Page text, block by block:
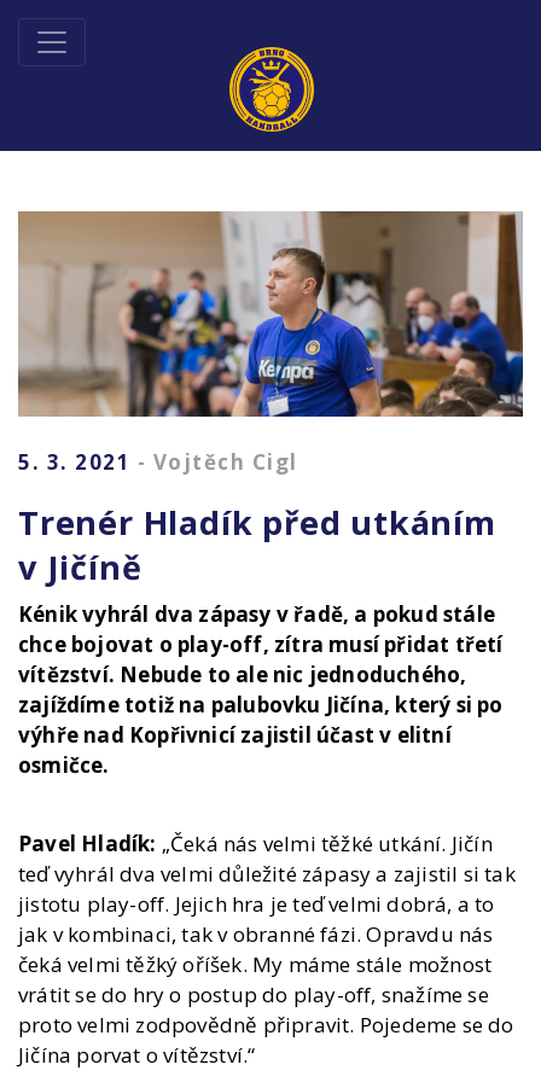
5. 3. 2021 - Vojtěch Cigl
Trenér Hladík před utkáním
v Jičíně
Kénik vyhrál dva zápasy v řadě, a pokud stále
chce bojovat o play-off, zítra musí přidat třetí
vítězství. Nebude to ale nic jednoduchého,
zajíždíme totiž na palubovku Jičína, který si po
výhře nad Kopřivnicí zajistil účast v elitní
osmičce.
Pavel Hladík: „Čeká nás velmi těžké utkání. Jičín
teď vyhrál dva velmi důležité zápasy a zajistil si tak
jistotu play-off. Jejich hra je teď velmi dobrá, a to
jak v kombinaci, tak v obranné fázi. Opravdu nás
čeká velmi těžký oříšek. My máme stále možnost
vrátit se do hry o postup do play-off, snažíme se
proto velmi zodpovědně připravit. Pojedeme se do
Jičína porvat o vítězství.“